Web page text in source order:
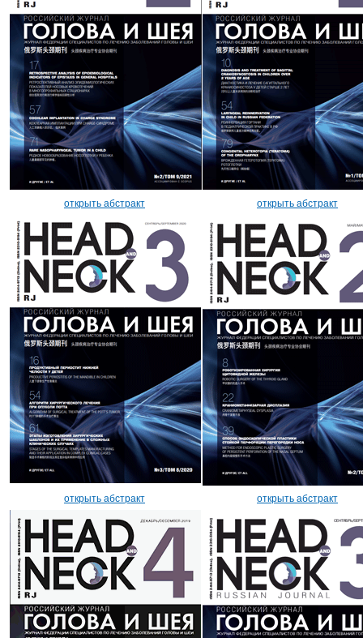
открыть абстракт открыть абстракт
открыть абстракт открыть абстракт